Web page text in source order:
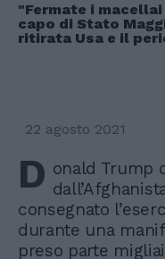
"Fermate i
capo di Stato
ritirata Usa e il
22 agosto 2021
D onald Trump
consegnato
durante una
preso parte